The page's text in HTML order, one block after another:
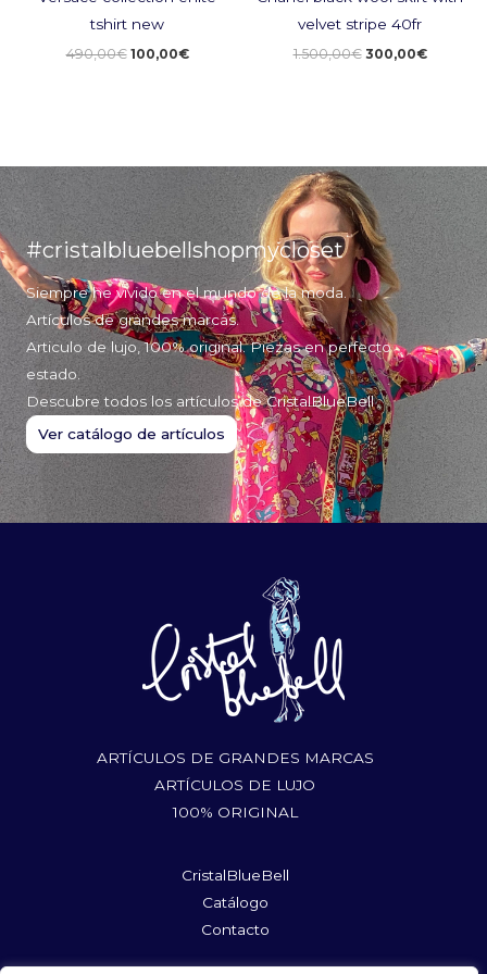
tshirt new
490,00€ 100,00€
velvet stripe 40fr
1.500,00€ 300,00€
#cristalbluebellshopmycloset
Siempre he vivido en el mundo de la moda.
Artículos de grandes marcas.
Articulo de lujo, 100% original. Piezas en perfecto
estado.
Descubre todos los artículos de CristalBlueBell
Ver catálogo de artículos
ARTÍCULOS DE GRANDES MARCAS
ARTÍCULOS DE LUJO
100% ORIGINAL
CristalBlueBell
Catálogo
Contacto